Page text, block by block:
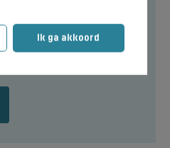
Ik ga akkoord
internationalisering